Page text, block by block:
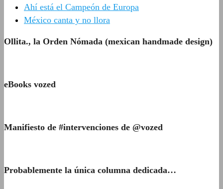
Ahí está el Campeón de Europa
México canta y no llora
Ollita., la Orden Nómada (mexican handmade design)
eBooks vozed
Manifiesto de #intervenciones de @vozed
Probablemente la única columna dedicada…